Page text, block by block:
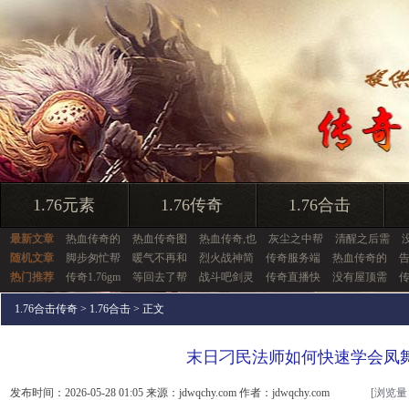
1.76元素 1.76传奇 1.76合击
最新文章 热血传奇的 热血传奇图 热血传奇,也 灰尘之中帮 清醒之后需
随机文章
脚步匆忙帮 暖气不再和 烈火战神简 传奇服务端 热血传奇的
热门推荐
传奇1.76gm 等回去了帮 战斗吧剑灵 传奇直播快 没有屋顶需
1.76合击传奇 > 1.76合击 > 正文
末日刁民法师如何快速学会凤
发布时间：2026-05-28 01:05 来源：jdwqchy.com 作者：jdwqchy.com [浏览